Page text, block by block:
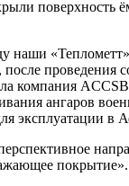
поверхность
наши
проведения
компания
ангаров
эксплуатации в
покрытие».